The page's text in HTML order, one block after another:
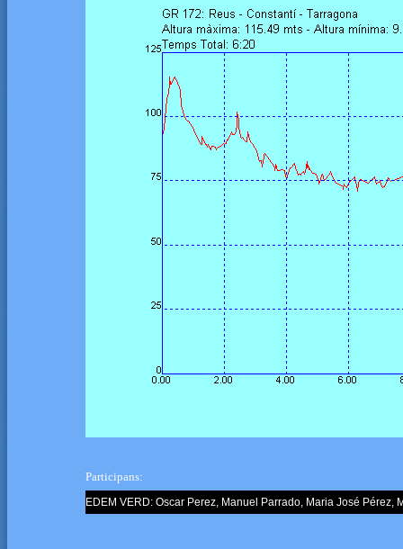
Participans:
EDEM VERD: Oscar Perez, Manuel Parrado, Maria José Pérez,